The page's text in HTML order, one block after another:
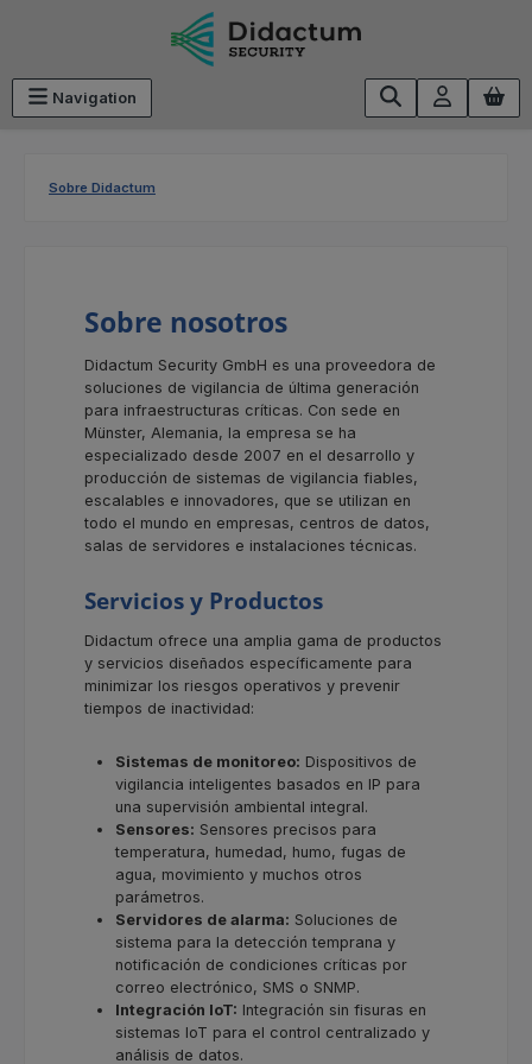
Saltar al contenido principal
Navigation
Sobre Didactum
Sobre nosotros
Didactum Security GmbH es una proveedora de
soluciones de vigilancia de última generación
para infraestructuras críticas. Con sede en
Münster, Alemania, la empresa se ha
especializado desde 2007 en el desarrollo y
producción de sistemas de vigilancia fiables,
escalables e innovadores, que se utilizan en
todo el mundo en empresas, centros de datos,
salas de servidores e instalaciones técnicas.
Servicios y Productos
Didactum ofrece una amplia gama de productos
y servicios diseñados específicamente para
minimizar los riesgos operativos y prevenir
tiempos de inactividad:
Sistemas de monitoreo: Dispositivos de
vigilancia inteligentes basados en IP para
una supervisión ambiental integral.
Sensores: Sensores precisos para
temperatura, humedad, humo, fugas de
agua, movimiento y muchos otros
parámetros.
Servidores de alarma: Soluciones de
sistema para la detección temprana y
notificación de condiciones críticas por
correo electrónico, SMS o SNMP.
Integración IoT: Integración sin fisuras en
sistemas IoT para el control centralizado y
análisis de datos.